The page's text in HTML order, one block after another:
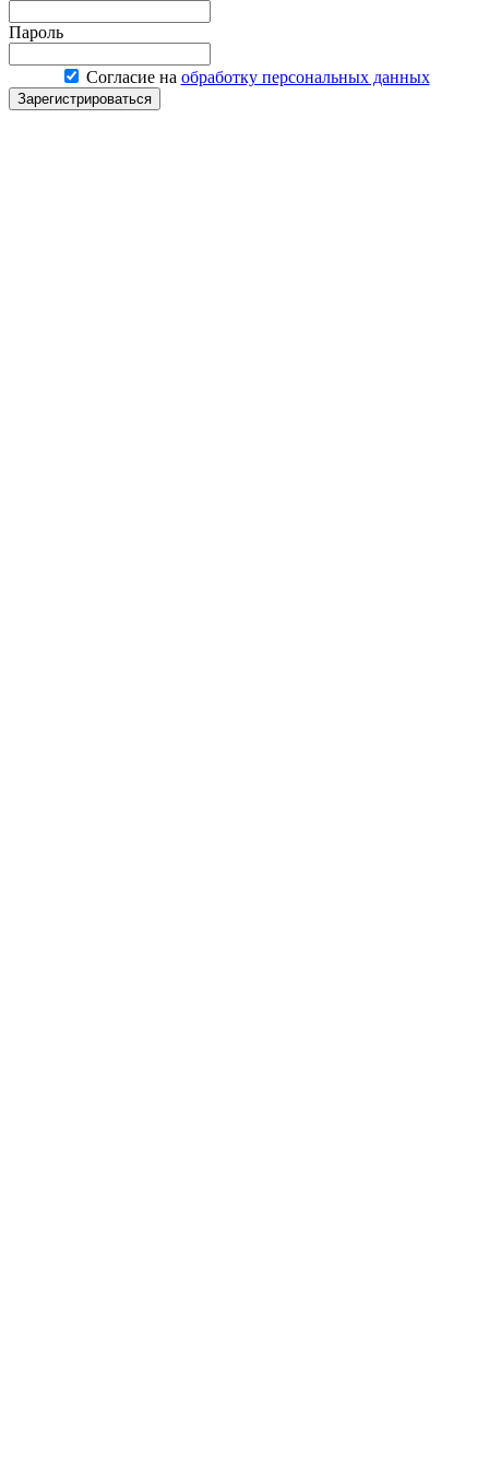
Пароль
Согласие на обработку персональных данных
Зарегистрироваться